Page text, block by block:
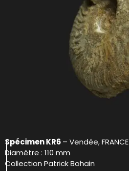
Spécimen KR6 – Vendée, FRANCE
Diamètre : 110 mm
Collection Patrick Bohain